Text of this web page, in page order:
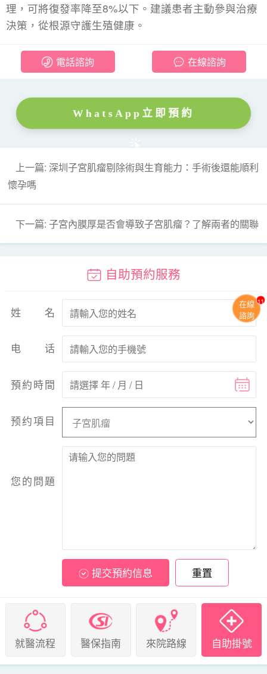
理，可將復發率降至8%以下。建議患者主動參與治療
決策，從根源守護生殖健康。
電話諮詢 在線諮詢
WhatsApp立即預約
上一篇: 深圳子宮肌瘤剔除術與生育能力：手術後還能順利
懷孕嗎
下一篇: 子宮內膜厚是否會導致子宮肌瘤？了解兩者的關聯
自助預約服務
姓名
电话
預約時間
预约項目
您的問題
提交預約信息 重置
就醫流程 醫保指南 來院路線 自助掛號
在線
諮詢
11